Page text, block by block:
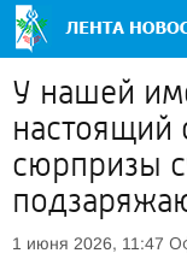
У нашей
настоящий
сюрпризы
1 июня 2026, 11:47